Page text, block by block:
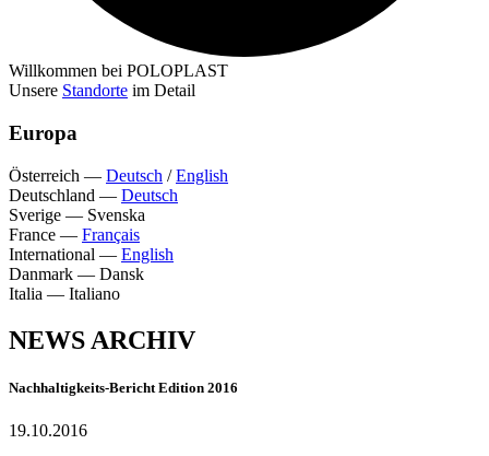
Willkommen bei POLOPLAST
Unsere Standorte im Detail
Europa
Österreich — Deutsch /English
Deutschland — Deutsch
Sverige — Svenska
France — Français
International — English
Danmark — Dansk
Italia — Italiano
NEWS ARCHIV
Nachhaltigkeits-Bericht Edition 2016
19.10.2016